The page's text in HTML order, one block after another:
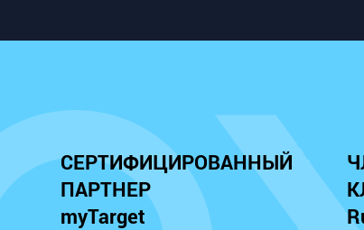
СЕРТИФИЦИРОВАННЫЙ
ПАРТНЕР
myTarget